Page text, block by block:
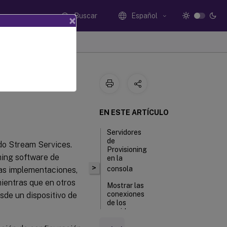
Buscar Español
Stream Services.
software de
implementaciones,
que en otros
un dispositivo de
>
EN ESTE ARTÍCULO
Servidores
de
Provisioning
en la
consola
Mostrar las
conexiones
de los
servidores
×